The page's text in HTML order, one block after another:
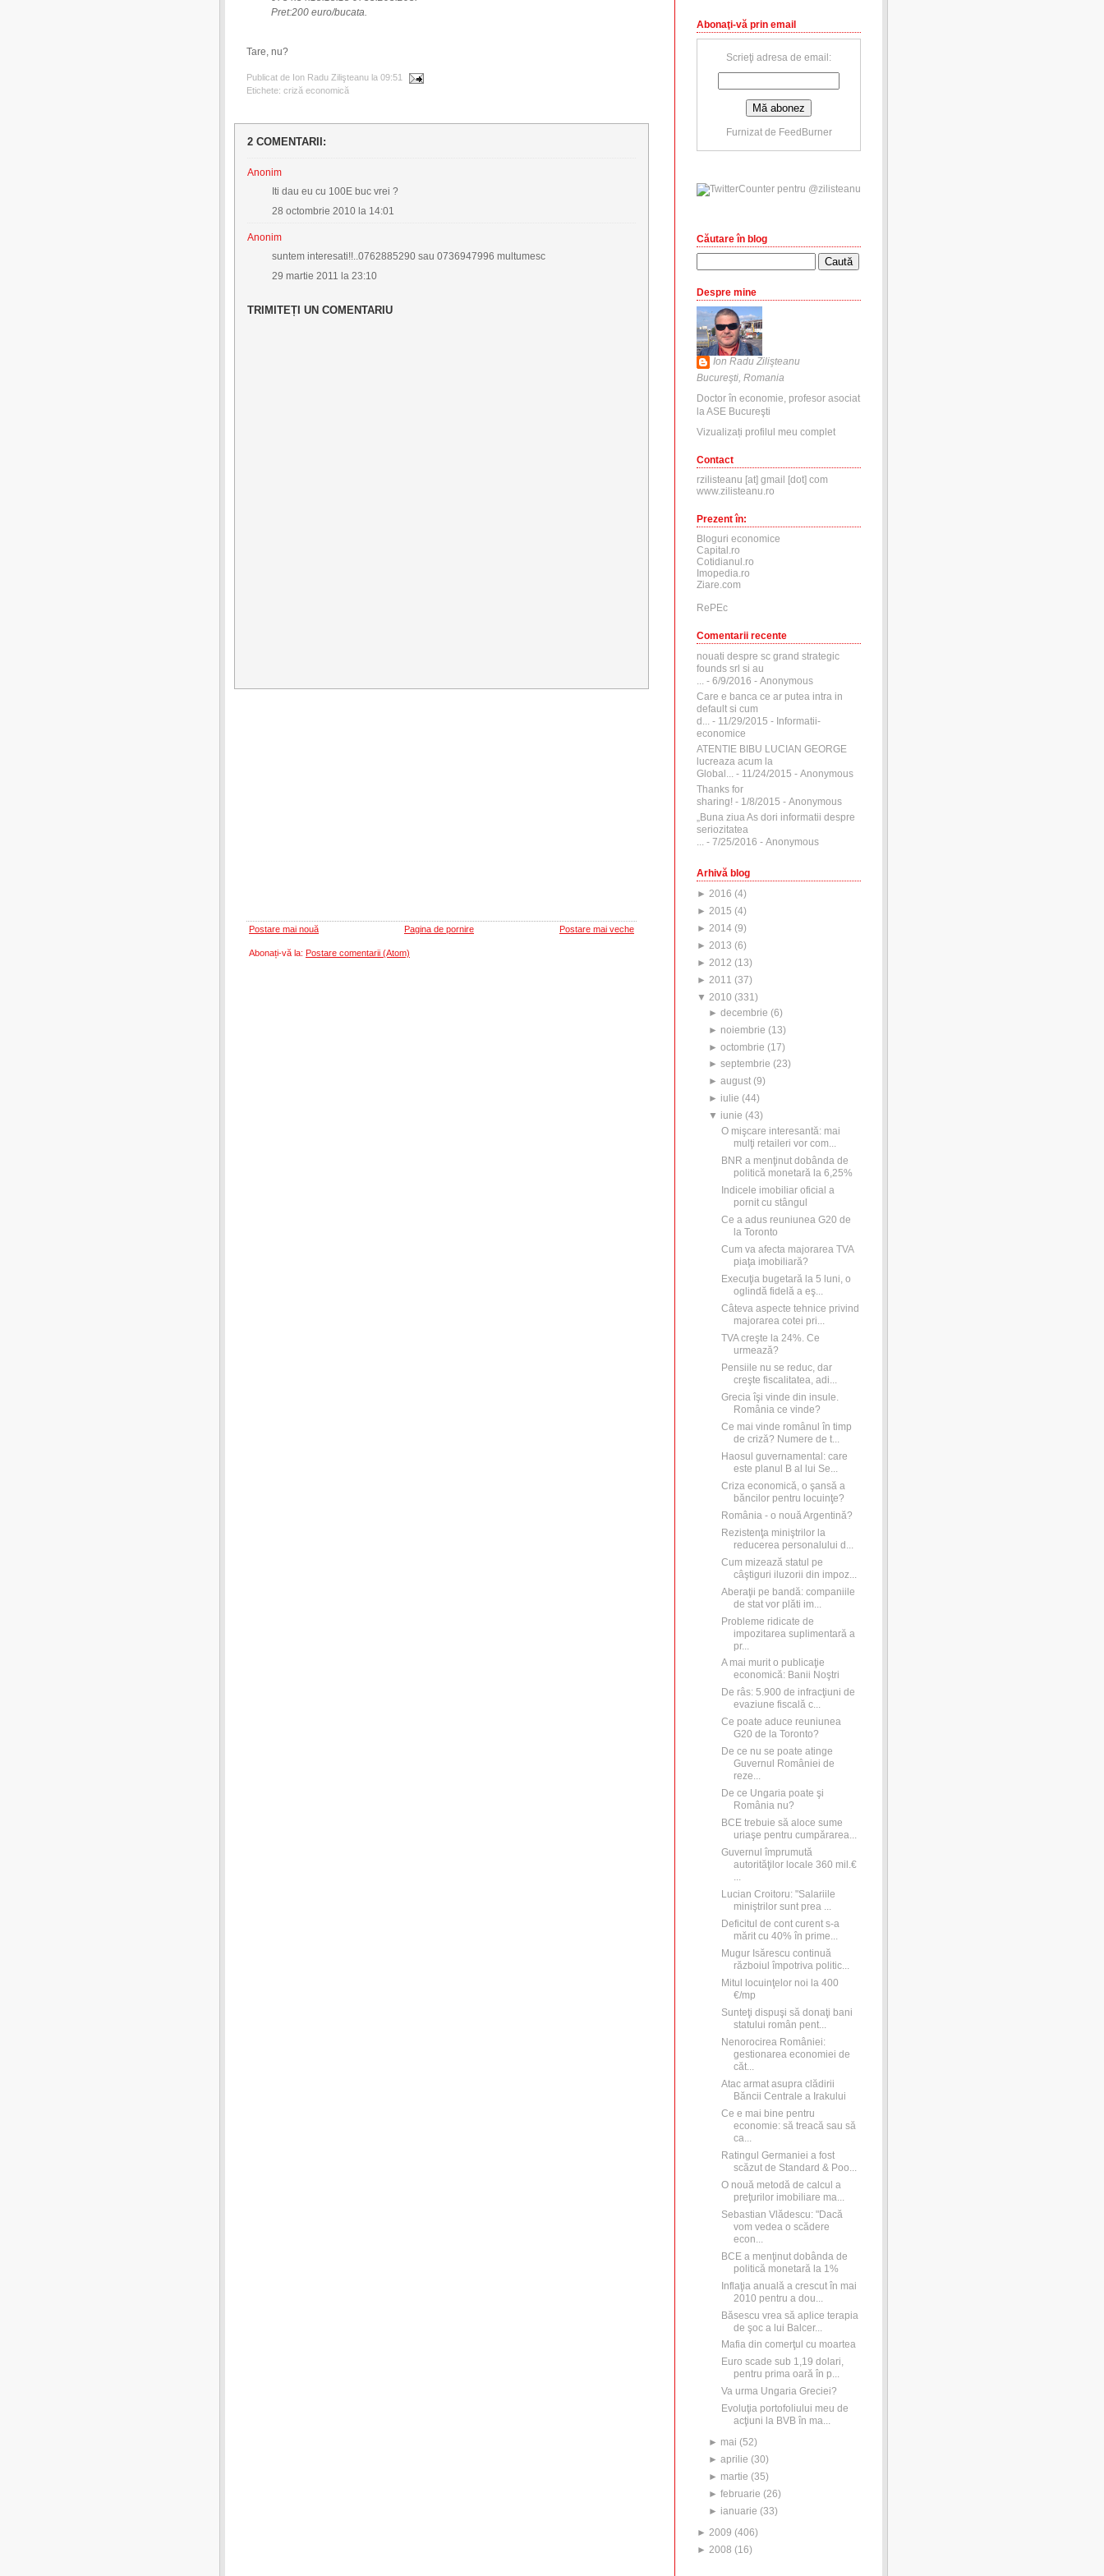
Pret:200 euro/bucata.
Tare, nu?
Publicat de Ion Radu Zilişteanu la 09:51
Etichete: criză economică
2 COMENTARII:
Anonim
Iti dau eu cu 100E buc vrei ?
28 octombrie 2010 la 14:01
Anonim
suntem interesati!!..0762885290 sau 0736947996 multumesc
29 martie 2011 la 23:10
TRIMITEȚI UN COMENTARIU
Postare mai nouă Postare mai veche
Pagina de pornire
Abonați-vă la: Postare comentarii (Atom)
Abonaţi-vă prin email
Scrieţi adresa de email:
Furnizat de FeedBurner
Căutare în blog
Despre mine
Ion Radu Zilişteanu
Bucureşti, Romania
Doctor în economie, profesor asociat
la ASE Bucureşti
Vizualizați profilul meu complet
Contact
rzilisteanu [at] gmail [dot] com
www.zilisteanu.ro
Prezent în:
Bloguri economice
Capital.ro
Cotidianul.ro
Imopedia.ro
Ziare.com
RePEc
Comentarii recente
nouati despre sc grand strategic
founds srl si au
... - 6/9/2016 - Anonymous
Care e banca ce ar putea intra in
default si cum
d... - 11/29/2015 - Informatii-
economice
ATENTIE BIBU LUCIAN GEORGE
lucreaza acum la
Global... - 11/24/2015 - Anonymous
Thanks for
sharing! - 1/8/2015 - Anonymous
„Buna ziua As dori informatii despre
seriozitatea
... - 7/25/2016 - Anonymous
Arhivă blog
► 2016 (4)
► 2015 (4)
► 2014 (9)
► 2013 (6)
► 2012 (13)
► 2011 (37)
▼ 2010 (331 )
►decembrie (6)
► noiembrie (13)
►octombrie (17)
►septembrie (23)
►august (9)
► iulie (44)
▼ iunie (43)
O mişcare interesantă: mai
mulţi retaileri vor com...
BNR a menţinut dobânda de
politică monetară la 6,25%
Indicele imobiliar oficial a
pornit cu stângul
Ce a adus reuniunea G20 de
la Toronto
Cum va afecta majorarea TVA
piaţa imobiliară?
Execuţia bugetară la 5 luni, o
oglindă fidelă a eş...
Câteva aspecte tehnice privind
majorarea cotei pri...
TVA creşte la 24%. Ce
urmează?
Pensiile nu se reduc, dar
creşte fiscalitatea, adi...
Grecia îşi vinde din insule.
România ce vinde?
Ce mai vinde românul în timp
de criză? Numere de t...
Haosul guvernamental: care
este planul B al lui Se...
Criza economică, o şansă a
băncilor pentru locuinţe?
România - o nouă Argentină?
Rezistenţa miniştrilor la
reducerea personalului d...
Cum mizează statul pe
câştiguri iluzorii din impoz...
Aberaţii pe bandă: companiile
de stat vor plăti im...
Probleme ridicate de
impozitarea suplimentară a
pr...
A mai murit o publicaţie
economică: Banii Noştri
De râs: 5.900 de infracţiuni de
evaziune fiscală c...
Ce poate aduce reuniunea
G20 de la Toronto?
De ce nu se poate atinge
Guvernul României de
reze...
De ce Ungaria poate şi
România nu?
BCE trebuie să aloce sume
uriaşe pentru cumpărarea...
Guvernul împrumută
autorităţilor locale 360 mil.€
...
Lucian Croitoru: "Salariile
miniştrilor sunt prea ...
Deficitul de cont curent s-a
mărit cu 40% în prime...
Mugur Isărescu continuă
războiul împotriva politic...
Mitul locuinţelor noi la 400
€/mp
Sunteţi dispuşi să donaţi bani
statului român pent...
Nenorocirea României:
gestionarea economiei de
căt...
Atac armat asupra clădirii
Băncii Centrale a Irakului
Ce e mai bine pentru
economie: să treacă sau să
ca...
Ratingul Germaniei a fost
scăzut de Standard & Poo...
O nouă metodă de calcul a
preţurilor imobiliare ma...
Sebastian Vlădescu: "Dacă
vom vedea o scădere
econ...
BCE a menţinut dobânda de
politică monetară la 1%
Inflaţia anuală a crescut în mai
2010 pentru a dou...
Băsescu vrea să aplice terapia
de şoc a lui Balcer...
Mafia din comerţul cu moartea
Euro scade sub 1,19 dolari,
pentru prima oară în p...
Va urma Ungaria Greciei?
Evoluţia portofoliului meu de
acţiuni la BVB în ma...
► mai (52)
►aprilie (30)
► martie (35)
►februarie (26)
► ianuarie (33)
► 2009 (406)
► 2008 (16)